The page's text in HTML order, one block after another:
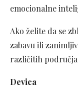
emocionalne
Ako želite da se
zabavu ili
različitih
Devica